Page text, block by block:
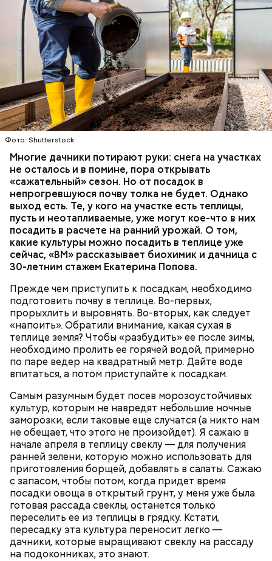
Фото: Shutterstock
Многие дачники потирают руки: снега на участках
не осталось и в помине, пора открывать
«сажательный» сезон. Но от посадок в
непрогревшуюся почву толка не будет. Однако
выход есть. Те, у кого на участке есть теплицы,
пусть и неотапливаемые, уже могут кое-что в них
посадить в расчете на ранний урожай. О том,
какие культуры можно посадить в теплице уже
сейчас, «ВМ» рассказывает биохимик и дачница с
30-летним стажем Екатерина Попова.
Прежде чем приступить к посадкам, необходимо
подготовить почву в теплице. Во-первых,
прорыхлить и выровнять. Во-вторых, как следует
«напоить». Обратили внимание, какая сухая в
теплице земля? Чтобы «разбудить» ее после зимы,
необходимо пролить ее горячей водой, примерно
по паре ведер на квадратный метр. Дайте воде
впитаться, а потом приступайте к посадкам.
Самым разумным будет посев морозоустойчивых
культур, которым не навредят небольшие ночные
заморозки, если таковые еще случатся (а никто нам
не обещает, что этого не произойдет). Я сажаю в
начале апреля в теплицу свеклу — для получения
ранней зелени, которую можно использовать для
приготовления борщей, добавлять в салаты. Сажаю
с запасом, чтобы потом, когда придет время
посадки овоща в открытый грунт, у меня уже была
готовая рассада свеклы, останется только
переселить ее из теплицы в грядку. Кстати,
пересадку эта культура переносит легко —
дачники, которые выращивают свеклу на рассаду
на подоконниках, это знают.
Уберут отеки и улучшат зрение:
диетолог Соломатина рассказала
о пользе кабачков
Кабачки, тушеные с курицей
Ингредиенты:
майонез: три простых рецепта
Эндокринолог Куликова
польза сезонных овощей и
фруктов
Как выбрать дыню
Фото: Shutterstock
При выборе дыни эксперт посоветовала
ориентироваться на запах: